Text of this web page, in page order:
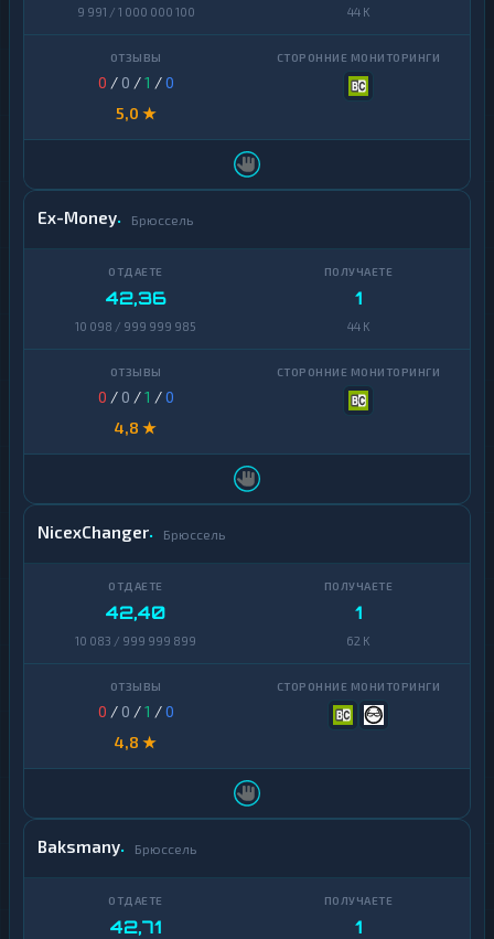
9 991 / 1 000 000 100 44 K
0 / 0 /1 /0
5,0 ★
Ex-Money Брюссель
42,36
10 098 / 999 999 985
1
44 K
0 / 0 /1 /0
4,8 ★
NicexChanger Брюссель
42,40
10 083 / 999 999 899
1
62 K
0 / 0 /1 /0
4,8 ★
Baksmany Брюссель
42,71 1